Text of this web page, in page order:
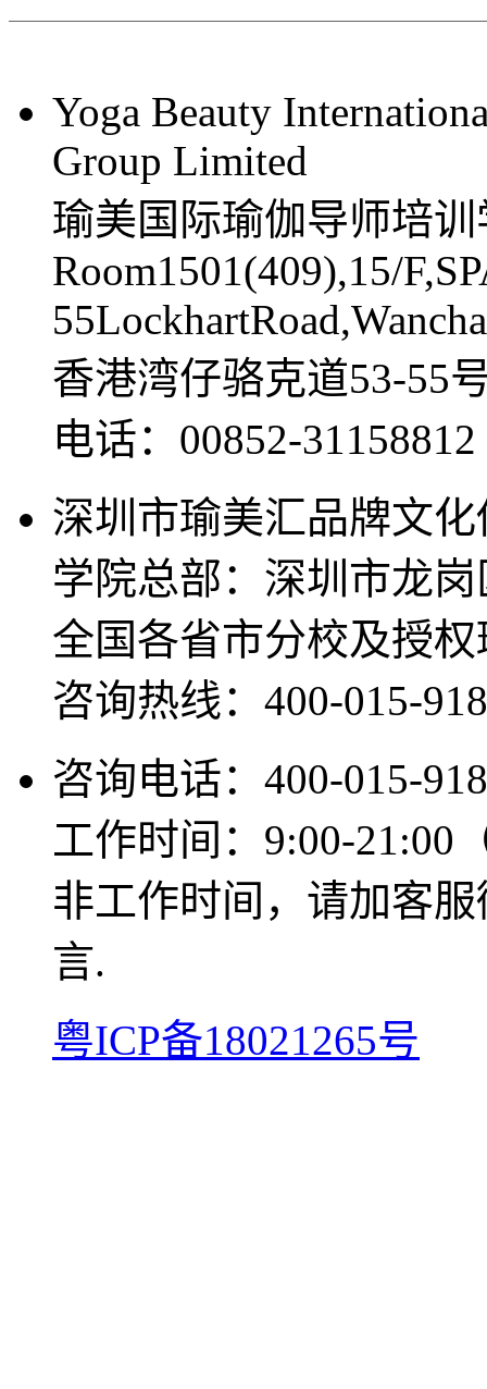
Yoga Beauty
Group Limited
瑜美国际瑜伽导师培
Room1501(409),15/
香港湾仔骆克道53-55
电话：00852-
深圳市瑜美汇品牌文
学院总部：深圳市龙
全国各省市分校及授
咨询热线：400-015-
咨询电话：400-015-
工作时间：9:00-21:00
非工作时间，请加客
言.
粤ICP备18021265号